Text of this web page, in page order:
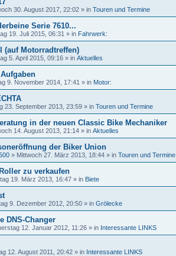
30. August 2017, 22:02 » in Touren und Termine
Serie 7610...
19. Juli 2015, 06:31 » in Fahrwerk:
(auf Motorradtreffen)
5. April 2015, 09:16 » in Aktuelles
9. November 2014, 17:41 » in Motor:
23. September 2013, 23:59 » in Touren und Termine
in der neuen Classic Bike Mechaniker
14. August 2013, 21:14 » in Aktuelles
der Biker Union
» Mittwoch 27. März 2013, 18:44 » in Touren und Termine
zu verkaufen
19. März 2013, 16:47 » in Biete
9. Dezember 2012, 20:50 » in Grölecke
DNS-Changer
12. Januar 2012, 11:26 » in Interessante LINKS
12. August 2011, 20:42 » in Interessante LINKS